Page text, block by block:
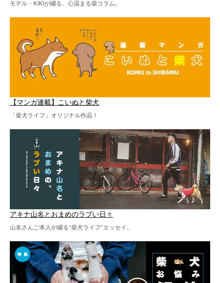
モデル・KIKIが綴る、心温まる柴コラム。
【マンガ連載】こいぬと柴犬
「柴犬ライフ」オリジナル作品！
アキナ山名とおまめのラブい日々
山名さんご本人が綴る“柴犬ライフ”エッセイ。